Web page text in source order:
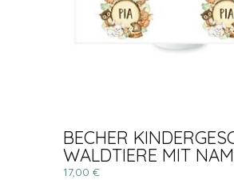
BECHER
WALDTIERE MIT
17,00 €